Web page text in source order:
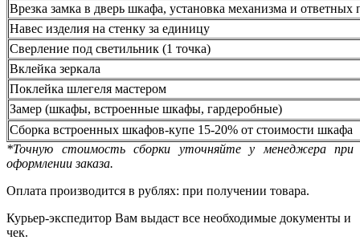
Врезка замка в дверь шкафа, установка механизма и ответных
Навес изделия на стенку за единицу
Сверление под светильник (1 точка)
Вклейка зеркала
Поклейка шлегеля мастером
Замер (шкафы, встроенные шкафы, гардеробные)
Сборка встроенных шкафов-купе 15-20% от стоимости шкафа
*Точную стоимость сборки уточняйте у менеджера при
оформлении заказа.
Оплата производится в рублях: при получении товара.
Курьер-экспедитор Вам выдаст все необходимые документы и
чек.